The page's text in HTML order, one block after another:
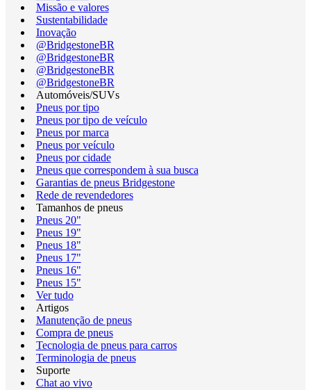
Missão e valores
Sustentabilidade
Inovação
@BridgestoneBR
@BridgestoneBR
@BridgestoneBR
@BridgestoneBR
Automóveis/SUVs
Pneus por tipo
Pneus por tipo de veículo
Pneus por marca
Pneus por veículo
Pneus por cidade
Pneus que correspondem à sua busca
Garantias de pneus Bridgestone
Rede de revendedores
Tamanhos de pneus
Pneus 20"
Pneus 19"
Pneus 18"
Pneus 17"
Pneus 16"
Pneus 15"
Ver tudo
Artigos
Manutenção de pneus
Compra de pneus
Tecnologia de pneus para carros
Terminologia de pneus
Suporte
Chat ao vivo